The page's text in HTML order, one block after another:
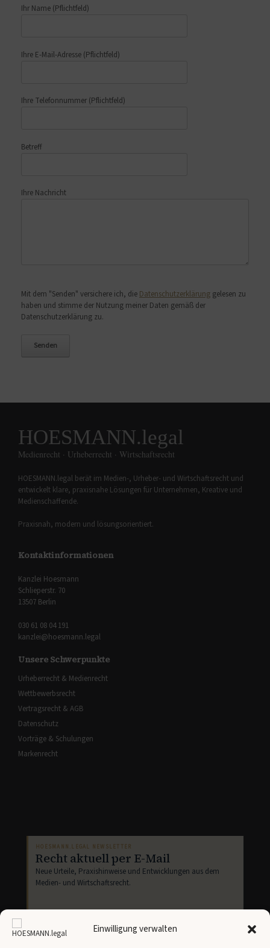
Einwilligung verwalten
Ihr Name (Pflichtfeld)
Ihre E-Mail-Adresse (Pflichtfeld)
Ihre Telefonnummer (Pflichtfeld)
Betreff
Ihre Nachricht
Mit dem "Senden" versichere ich, die Datenschutzerklärung gelesen zu
haben und stimme der Nutzung meiner Daten gemäß der
Datenschutzerklärung zu.
HOESMANN.legal
Medienrecht · Urheberrecht · Wirtschaftsrecht
HOESMANN.legal berät im Medien-, Urheber- und Wirtschaftsrecht und
entwickelt klare, praxisnahe Lösungen für Unternehmen, Kreative und
Medienschaffende.
Praxisnah, modern und lösungsorientiert.
Kontaktinformationen
Kanzlei Hoesmann
Schlieperstr. 70
13507 Berlin
030 61 08 04 191
kanzlei@hoesmann.legal
Unsere Schwerpunkte
Urheberrecht & Medienrecht
Wettbewerbsrecht
Vertragsrecht & AGB
Datenschutz
Vorträge & Schulungen
Markenrecht
HOESMANN.LEGAL NEWSLETTER
Recht aktuell per E-Mail
Neue Urteile, Praxishinweise und Entwicklungen aus dem
Medien- und Wirtschaftsrecht.